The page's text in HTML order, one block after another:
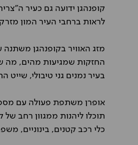
קופנהגן ידועה גם כעיר
לראות ברחבי העיר המון
מזג האוויר בקופנהגן
החזקות שמגיעות מהים, מה
בעיר נמנים גני טיבולי, שייט
אופרן משתפת פעולה עם
תוכלו ליהנות ממגוון רחב
כלי רכב קטנים, בינוניים,